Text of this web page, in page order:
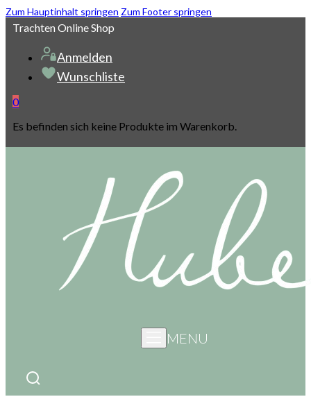
Zum Hauptinhalt springen Zum Footer springen
Trachten Online Shop
Anmelden
Wunschliste
0
Es befinden sich keine Produkte im Warenkorb.
MENU